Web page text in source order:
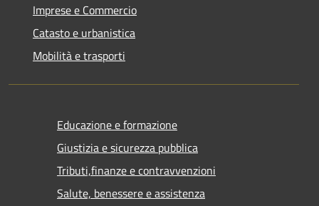
Imprese e Commercio
Catasto e urbanistica
Mobilità e trasporti
Educazione e formazione
Giustizia e sicurezza pubblica
Tributi,finanze e contravvenzioni
Salute, benessere e assistenza